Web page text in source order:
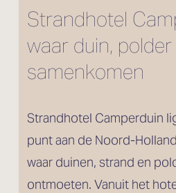
Strandhotel
waar duin,
samenkomen
Strandhotel Camperduin
punt aan de Noord-
waar duinen, strand en
ontmoeten. Vanuit het